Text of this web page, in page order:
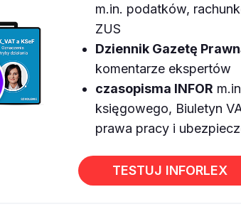
m.in. podatków,
ZUS
Dziennik Gazetę
komentarze ekspertów
czasopisma INFOR
księgowego, Biuletyn
prawa pracy i
TESTUJ INFORLEX